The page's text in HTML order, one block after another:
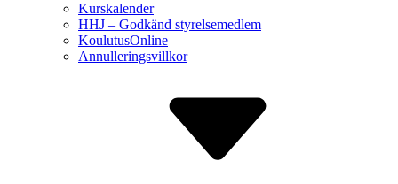
Kurskalender
HHJ – Godkänd styrelse­medlem
Koulutus­Online
Annulle­ringsvillkor